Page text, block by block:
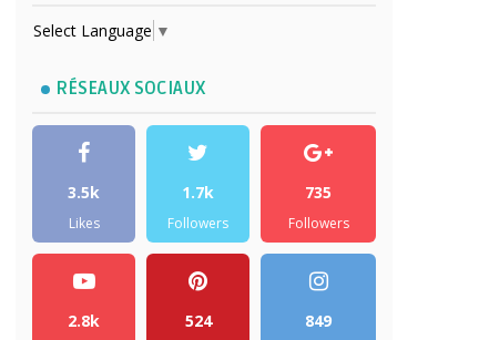
Select Language ▼
RÉSEAUX SOCIAUX
3.5k
Likes
1.7k
Followers
735
Followers
2.8k 524 849